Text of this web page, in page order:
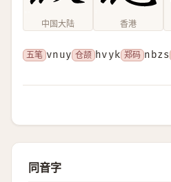
中国大陆 香港
五笔 vnuy 仓颉 hvyk 郑码 nbzs
同音字